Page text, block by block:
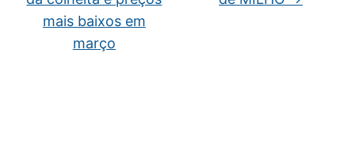
mais baixos em
março